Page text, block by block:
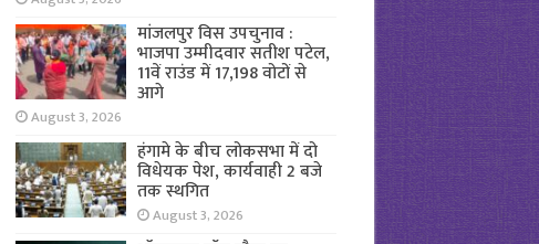
मांजलपुर विस उपचुनाव :
भाजपा उम्मीदवार सतीश पटेल,
11वें राउंड में 17,198 वोटों से
आगे
August 3, 2026
हंगामे के बीच लोकसभा में दो
विधेयक पेश, कार्यवाही 2 बजे
तक स्थगित
August 3, 2026